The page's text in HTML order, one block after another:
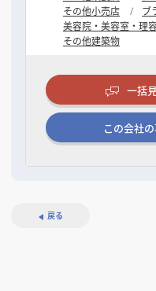
その他小売店
ブ
美容院・美容室・理
その他建築物
一括
この会社
戻る